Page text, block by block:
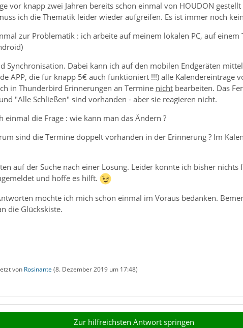
vor knapp zwei Jahren bereits schon einmal von HOUDON
ich die Thematik leider wieder aufgreifen. Es ist immer noch
zur Problematik : ich arbeite auf meinem lokalen PC, auf
Synchronisation. Dabei kann ich auf den mobilen Endgeräten
APP, die für knapp 5€ auch funktioniert !!!) alle Kalendereinträge
in Thunderbird Erinnerungen an Termine nichtbearbeiten. Das
"Alle Schließen" sind vorhanden - aber sie reagieren nicht.
einmal die Frage : wie kann man das Ändern ?
sind die Termine doppelt vorhanden in der Erinnerung ? Im
auf der Suche nach einer Lösung. Leider konnte ich bisher
und hoffe es hilft.
möchte ich mich schon einmal im Voraus bedanken.
die Glückskiste.
von Rosinante (8. Dezember 2019 um 17:48)
Zur hilfreichsten Antwort springen